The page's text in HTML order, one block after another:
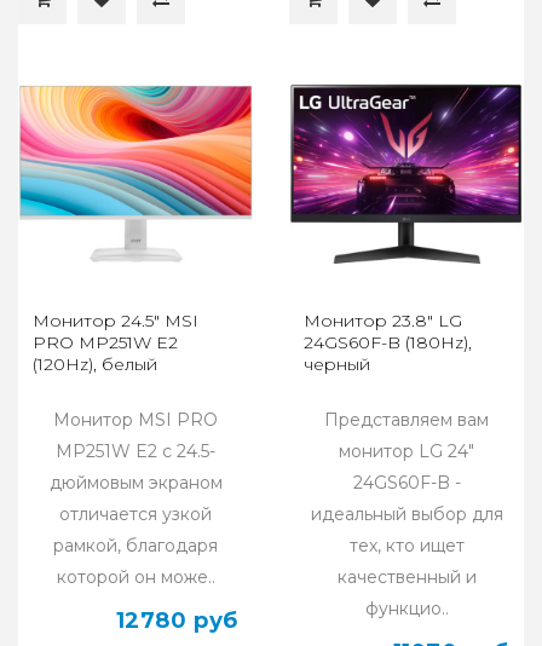
Монитор 24.5" MSI
PRO MP251W E2
(120Hz), белый
Монитор MSI PRO
MP251W E2 с 24.5-
дюймовым экраном
отличается узкой
рамкой, благодаря
которой он може..
12780 руб
Монитор 23.8" LG
24GS60F-B (180Hz),
черный
Представляем вам
монитор LG 24"
24GS60F-B -
идеальный выбор для
тех, кто ищет
качественный и
функцио..